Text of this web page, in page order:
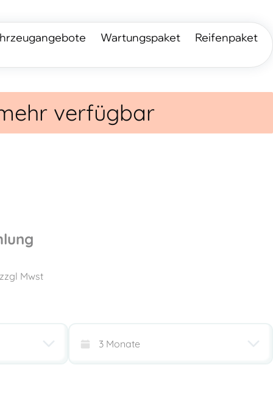
Wartungspaket Reifenpaket
verfügbar
Mwst